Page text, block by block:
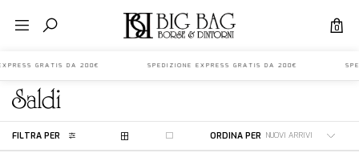
0
EXPRESS GRATIS DA 200€ SPEDIZIONE EXPRESS GRATIS DA 200€
saldi
FILTRA PER ORDINA PER